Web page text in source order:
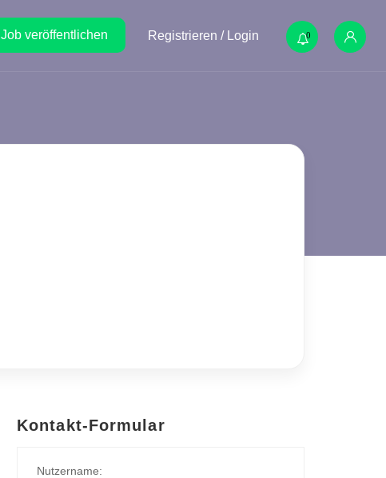
Job veröffentlichen Registrieren / Login 0
Kontakt-Formular
Nutzername: